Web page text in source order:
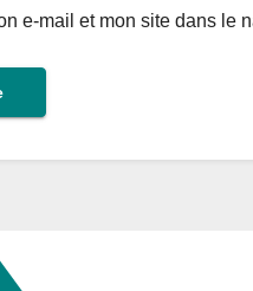
e-mail et mon site dans le